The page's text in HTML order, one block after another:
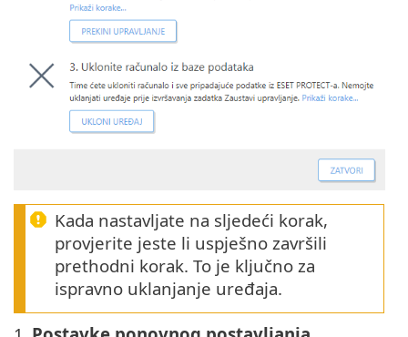
Kada nastavljate na sljedeći korak,
provjerite jeste li uspješno završili
prethodni korak. To je ključno za
ispravno uklanjanje uređaja.